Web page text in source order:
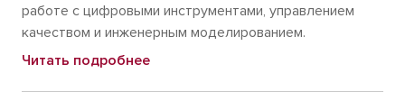
работе с цифровыми инструментами, управлением
качеством и инженерным моделированием.
Читать подробнее